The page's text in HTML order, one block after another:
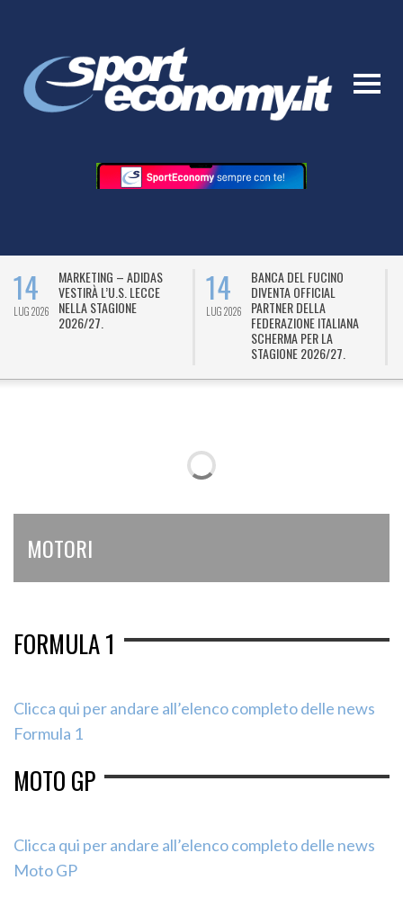
14
LUG 2026
MARKETING – ADIDAS
VESTIRÀ L’U.S. LECCE
NELLA STAGIONE
2026/27.
14
LUG 2026
BANCA DEL FUCINO
DIVENTA OFFICIAL
PARTNER DELLA
FEDERAZIONE ITALIANA
SCHERMA PER LA
STAGIONE 2026/27.
MOTORI
FORMULA 1
Clicca qui per andare all’elenco completo delle news
Formula 1
MOTO GP
Clicca qui per andare all’elenco completo delle news
Moto GP